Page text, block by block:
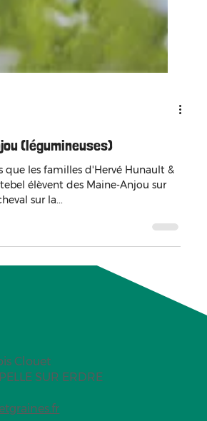
(légumineuses)
élèvent des Maine-Anjou sur
sur la...
Clouet